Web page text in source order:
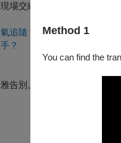
Method 1
You can find the
場交織出如巴黎沙龍般的
追隨？
？
告別。